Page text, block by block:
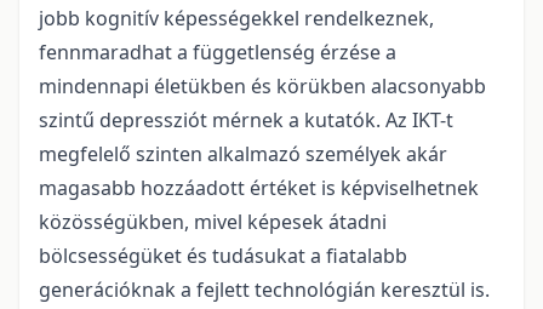
jobb kognitív képességekkel rendelkeznek,
fennmaradhat a függetlenség érzése a
mindennapi életükben és körükben alacsonyabb
szintű depressziót mérnek a kutatók. Az IKT-t
megfelelő szinten alkalmazó személyek akár
magasabb hozzáadott értéket is képviselhetnek
közösségükben, mivel képesek átadni
bölcsességüket és tudásukat a fiatalabb
generációknak a fejlett technológián keresztül is.